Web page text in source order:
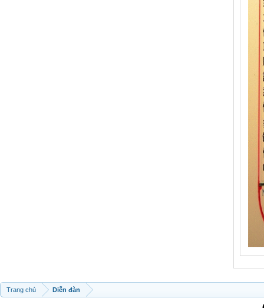
Trang chủ Diễn đàn